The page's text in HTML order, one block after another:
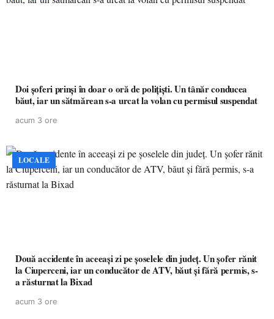
Doi șoferi prinși în doar o oră de polițiști. Un tânăr conducea
băut, iar un sătmărean s-a urcat la volan cu permisul suspendat
acum 3 ore
LOCALE
Două accidente în aceeași zi pe șoselele din județ. Un șofer rănit
la Ciuperceni, iar un conducător de ATV, băut și fără permis, s-
a răsturnat la Bixad
acum 3 ore